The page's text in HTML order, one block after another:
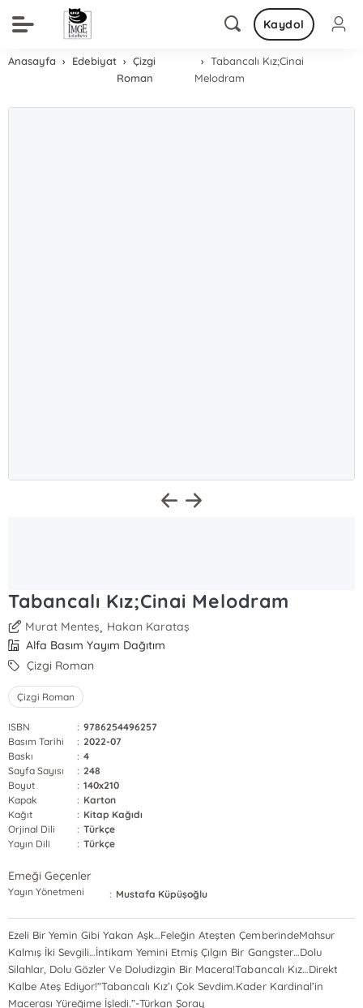
Kaydol
Anasayfa Edebiyat
Çizgi
Roman
Tabancalı Kız;Cinai
Melodram
Tabancalı Kız;Cinai Melodram
Murat Menteş, Hakan Karataş
Alfa Basım Yayım Dağıtım
Çizgi Roman
Çizgi Roman
ISBN : 9786254496257
Basım Tarihi
: 2022-07
Baskı
: 4
Sayfa Sayısı
: 248
Boyut
: 140x210
Kapak
: Karton
Kağıt
: Kitap Kağıdı
Orjinal Dili
: Türkçe
Yayın Dili
: Türkçe
Emeği Geçenler
Yayın Yönetmeni : Mustafa Küpüşoğlu
Ezeli Bir Yemin Gibi Yakan Aşk…Feleğin Ateşten ÇemberindeMahsur
Kalmış İki Sevgili…İntikam Yemini Etmiş Çılgın Bir Gangster…Dolu
Silahlar, Dolu Gözler Ve Doludizgin Bir Macera!Tabancalı Kız…Direkt
Kalbe Ateş Ediyor!“Tabancalı Kız’ı Çok Sevdim.Kader Kardinal’in
Macerası Yüreğime İşledi.”-Türkan Şoray